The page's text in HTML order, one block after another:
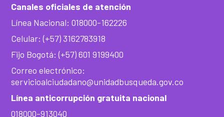
Canales oficiales de atención
Línea Nacional: 018000-162226
Celular: (+57) 3162783918
Fijo Bogotá: (+57) 601 9199400
Correo electrónico:
servicioalciudadano@unidadbusqueda.gov.co
Línea anticorrupción gratuita nacional
018000-913040